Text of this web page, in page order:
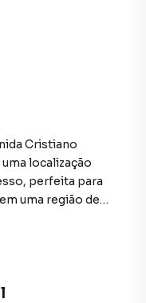
Cristiano
localização
perfeita para
uma região de